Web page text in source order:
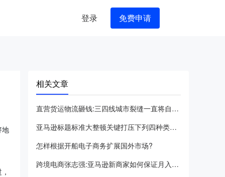
登录 免费申请
地
相关文章
直营货运物流砸钱:三四线城市裂缝一直将自身包装成中国亚马逊的
亚马逊标题标准大整顿关键打压下列四种类别的违反规定
怎样根据开船电子商务扩展国外市场?
跨境电商张志强:亚马逊新商家如何保证月入五万